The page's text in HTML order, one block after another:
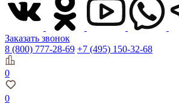
Заказать звонок
8 (800) 777-28-69 +7 (495) 150-32-68
0
0